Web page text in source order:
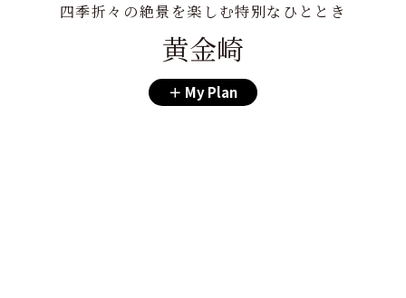
四季折々の絶景を楽しむ特別なひととき
黄金崎
My Plan